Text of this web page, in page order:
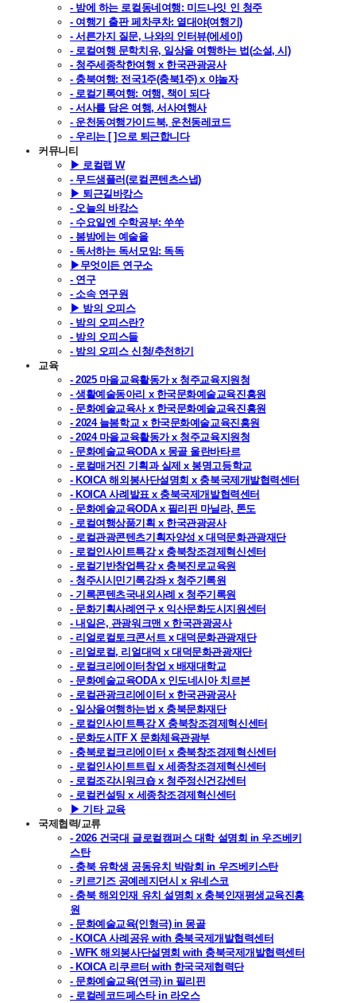
- 밤에 하는 로컬동네여행: 미드나잇 인 청주
- 여행기 출판 페차쿠차: 열대야(여행기)
- 서른가지 질문, 나와의 인터뷰(에세이)
- 로컬여행 문학치유, 일상을 여행하는 법(소설, 시)
- 청주세종착한여행 x 한국관광공사
- 충북여행: 전국1주(충북1주) x 야놀자
- 로컬기록여행: 여행, 책이 되다
- 서사를 담은 여행, 서사여행사
- 운천동여행가이드북, 운천동레코드
- 우리는 [ ]으로 퇴근합니다
커뮤니티
▶ 로컬랩 W
- 무드샘플러(로컬콘텐츠스냅)
▶ 퇴근길바캉스
- 오늘의 바캉스
- 수요일엔 수학공부: 쑤쑤
- 봄밤에는 예술을
- 독서하는 독서모임: 독독
▶무엇이든 연구소
- 연구
- 소속 연구원
▶ 밤의 오피스
- 밤의 오피스란?
- 밤의 오피스들
- 밤의 오피스 신청/추천하기
교육
- 2025 마을교육활동가 x 청주교육지원청
- 생활예술동아리 x 한국문화예술교육진흥원
- 문화예술교육사 x 한국문화예술교육진흥원
- 2024 늘봄학교 x 한국문화예술교육진흥원
- 2024 마을교육활동가 x 청주교육지원청
- 문화예술교육ODA x 몽골 울란바타르
- 로컬매거진 기획과 실제 x 봉명고등학교
- KOICA 해외봉사단설명회 x 충북국제개발협력센터
- KOICA 사례발표 x 충북국제개발협력센터
- 문화예술교육ODA x 필리핀 마닐라, 톤도
- 로컬여행상품기획 x 한국관광공사
- 로컬관광콘텐츠기획자양성 x 대덕문화관광재단
- 로컬인사이트특강 x 충북창조경제혁신센터
- 로컬기반창업특강 x 충북진로교육원
- 청주시시민기록강좌 x 청주기록원
- 기록콘텐츠국내외사례 x 청주기록원
- 문화기획사례연구 x 익산문화도시지원센터
- 내일은, 관광워크맨 x 한국관광공사
- 리얼로컬토크콘서트 x 대덕문화관광재단
- 리얼로컬, 리얼대덕 x 대덕문화관광재단
- 로컬크리에이터창업 x 배재대학교
- 문화예술교육ODA x 인도네시아 치르본
- 로컬관광크리에이터 x 한국관광공사
- 일상을여행하는법 x 충북문화재단
- 로컬인사이트특강 X 충북창조경제혁신센터
- 문화도시TF X 문화체육관광부
- 충북로컬크리에이터 x 충북창조경제혁신센터
- 로컬인사이트트립 x 세종창조경제혁신센터
- 로컬조각시워크숍 x 청주정신건강센터
- 로컬컨설팅 x 세종창조경제혁신센터
▶ 기타 교육
국제협력/교류
- 2026 건국대 글로컬캠퍼스 대학 설명회 in 우즈베키
스탄
- 충북 유학생 공동유치 박람회 in 우즈베키스탄
- 키르기즈 공예레지던시 x 유네스코
- 충북 해외인재 유치 설명회 x 충북인재평생교육진흥
원
- 문화예술교육(인형극) in 몽골
- KOICA 사례공유 with 충북국제개발협력센터
- WFK 해외봉사단설명회 with 충북국제개발협력센터
- KOICA 리쿠르터 with 한국국제협력단
- 문화예술교육(연극) in 필리핀
- 로컬레코드페스타 in 라오스